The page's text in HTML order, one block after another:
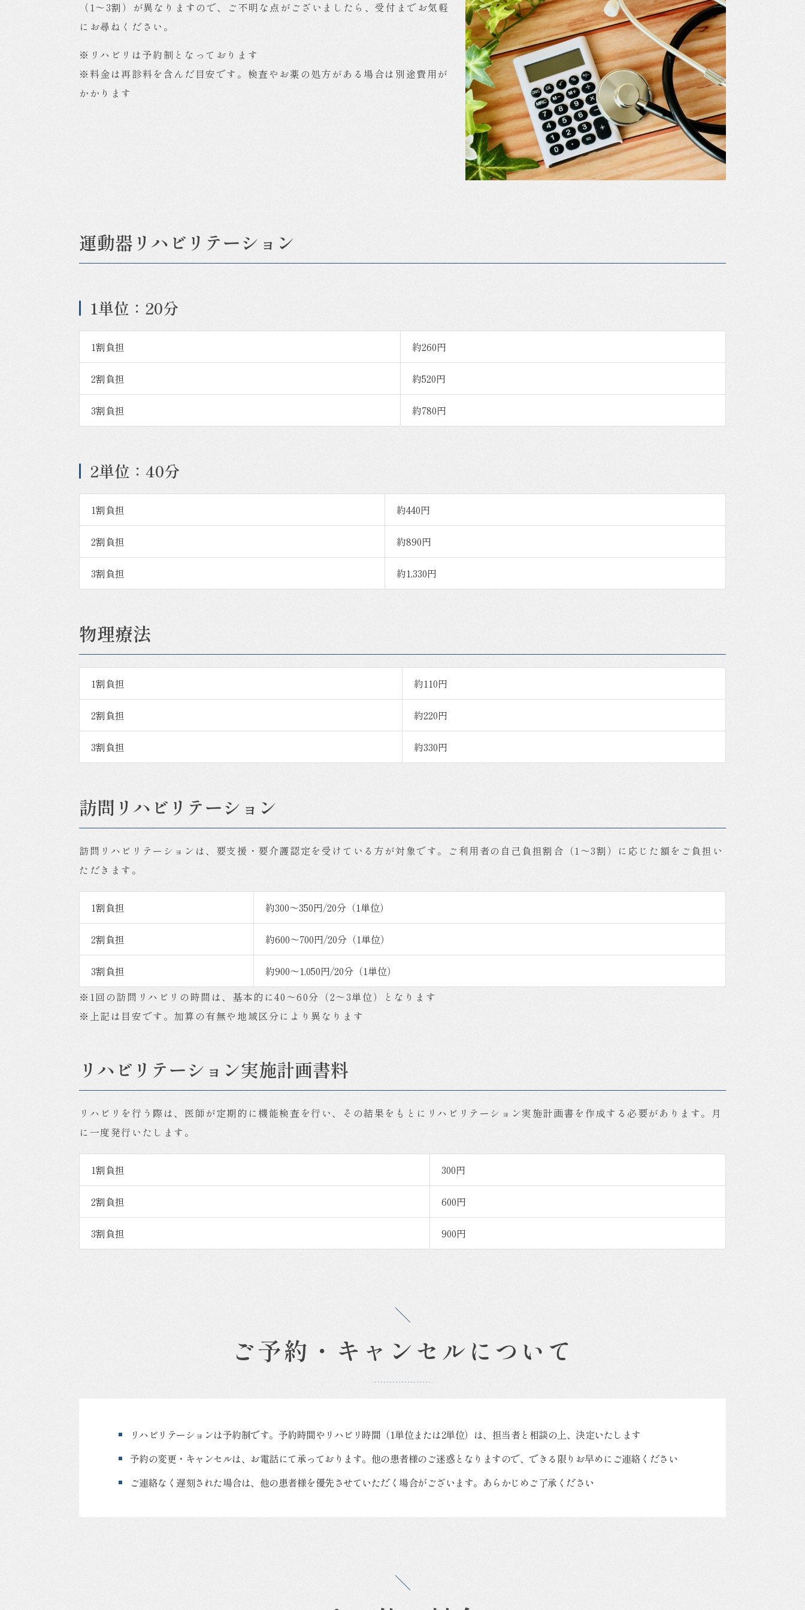
（1～3割）が異なりますので、ご不明な点がございましたら、受付までお気軽
にお尋ねください。
※リハビリは予約制となっております
※料金は再診料を含んだ目安です。検査やお薬の処方がある場合は別途費用が
かかります
運動器リハビリテーション
1単位：20分
1割負担 約260円
2割負担 約520円
3割負担 約780円
2単位：40分
1割負担 約440円
2割負担 約890円
3割負担 約1,330円
物理療法
1割負担 約110円
2割負担 約220円
3割負担 約330円
訪問リハビリテーション
訪問リハビリテーションは、要支援・要介護認定を受けている方が対象です。ご利用者の自己負担割合（1～3割）に応じた額をご負担い
ただきます。
1割負担 約300～350円/20分（1単位）
2割負担 約600～700円/20分（1単位）
3割負担
約900～1,050円/20分（1単位）
※1回の訪問リハビリの時間は、基本的に40～60分（2～3単位）となります
※上記は目安です。加算の有無や地域区分により異なります
リハビリテーション実施計画書料
リハビリを行う際は、医師が定期的に機能検査を行い、その結果をもとにリハビリテーション実施計画書を作成する必要があります。月
に一度発行いたします。
1割負担 300円
2割負担 600円
3割負担 900円
ご予約・キャンセルについて
リハビリテーションは予約制です。予約時間やリハビリ時間（1単位または2単位）は、担当者と相談の上、決定いたします
予約の変更・キャンセルは、お電話にて承っております。他の患者様のご迷惑となりますので、できる限りお早めにご連絡ください
ご連絡なく遅刻された場合は、他の患者様を優先させていただく場合がございます。あらかじめご了承ください